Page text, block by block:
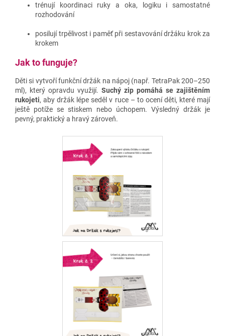
trénují koordinaci ruky a oka, logiku i samostatné
rozhodování
posilují trpělivost i paměť při sestavování držáku krok za
krokem
Jak to funguje?
Děti si vytvoří funkční držák na nápoj (např. TetraPak 200–250
ml), který opravdu využijí. Suchý zip pomáhá se zajištěním
rukojeti, aby držák lépe seděl v ruce – to ocení děti, které mají
ještě potíže se stiskem nebo úchopem. Výsledný držák je
pevný, praktický a hravý zároveň.